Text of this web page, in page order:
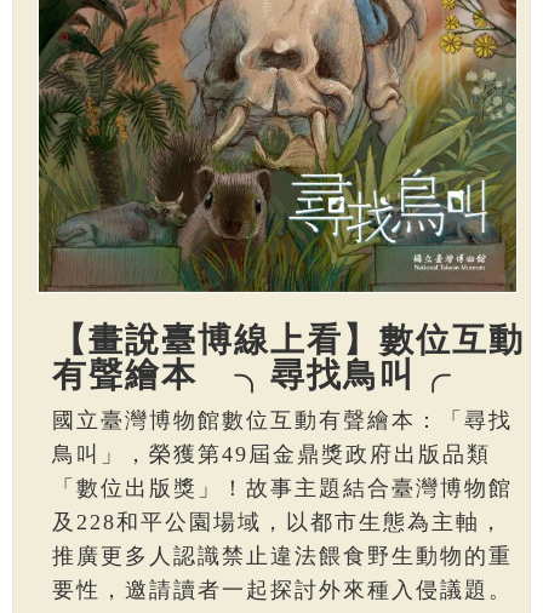
【畫說臺博線上看】數位互動
有聲繪本 ╮尋找鳥叫╭
國立臺灣博物館數位互動有聲繪本：「尋找
鳥叫」，榮獲第49屆金鼎獎政府出版品類
「數位出版獎」！故事主題結合臺灣博物館
及228和平公園場域，以都市生態為主軸，
推廣更多人認識禁止違法餵食野生動物的重
要性，邀請讀者一起探討外來種入侵議題。